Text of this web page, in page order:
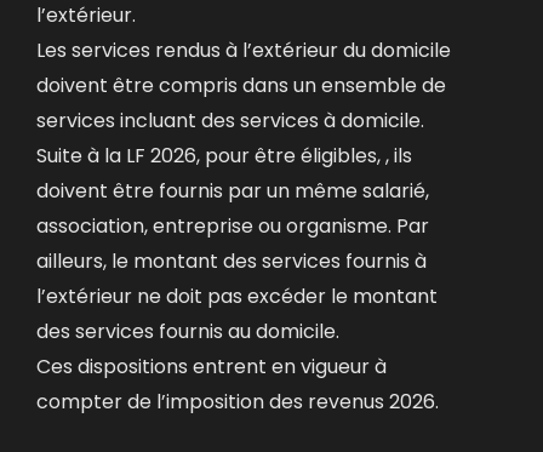
l’extérieur.
Les services rendus à l’extérieur du domicile
doivent être compris dans un ensemble de
services incluant des services à domicile.
Suite à la LF 2026, pour être éligibles, , ils
doivent être fournis par un même salarié,
association, entreprise ou organisme. Par
ailleurs, le montant des services fournis à
l’extérieur ne doit pas excéder le montant
des services fournis au domicile.
Ces dispositions entrent en vigueur à
compter de l’imposition des revenus 2026.